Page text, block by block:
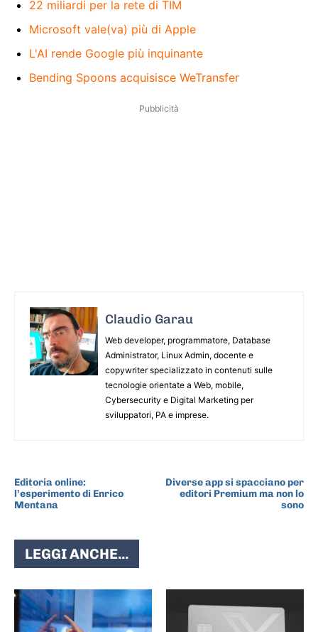
22 miliardi per la rete di TIM
Microsoft vale(va) più di Apple
L'AI rende Google più inquinante
Bending Spoons acquisisce WeTransfer
Pubblicità
Claudio Garau
Web developer, programmatore, Database
Administrator, Linux Admin, docente e
copywriter specializzato in contenuti sulle
tecnologie orientate a Web, mobile,
Cybersecurity e Digital Marketing per
sviluppatori, PA e imprese.
Editoria online:
l’esperimento di Enrico
Mentana
Diverse app si spacciano per
editori Premium ma non lo
sono
LEGGI ANCHE...